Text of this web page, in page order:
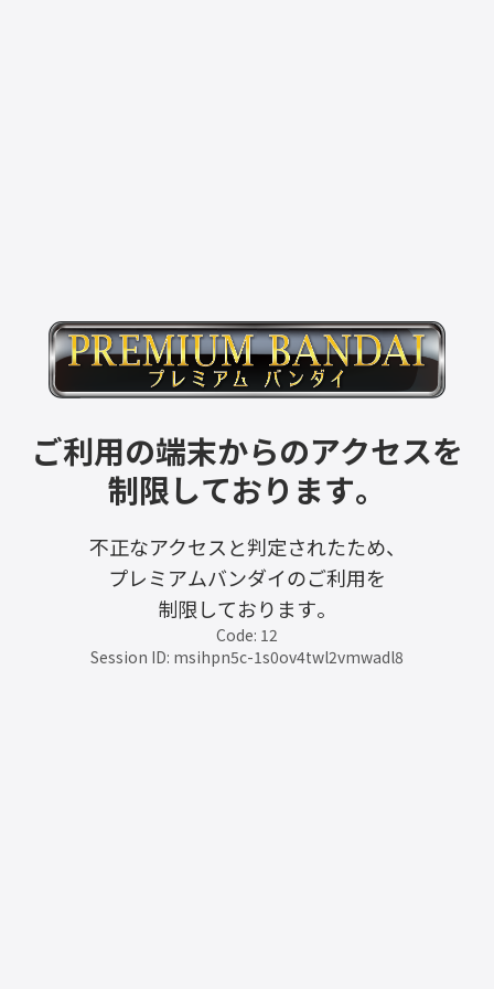
ご利用の端末からのアクセスを
制限しております。
不正なアクセスと判定されたため、
プレミアムバンダイのご利用を
制限しております。
Code: 12
Session ID: msihpn5c-1s0ov4twl2vmwadl8